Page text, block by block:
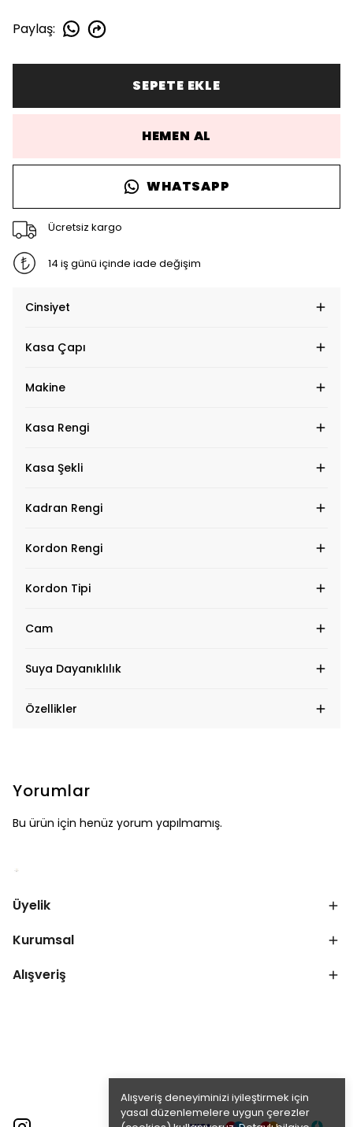
Alışveriş deneyiminizi iyileştirmek için
yasal düzenlemelere uygun çerezler
Paylaş:
SEPETE EKLE
HEMEN AL
WHATSAPP
Ücretsiz kargo
14 iş günü içinde iade değişim
Cinsiyet
Kasa Çapı
Makine
Kasa Rengi
Kasa Şekli
Kadran Rengi
Kordon Rengi
Kordon Tipi
Cam
Suya Dayanıklılık
Özellikler
Yorumlar
Bu ürün için henüz yorum yapılmamış.
Üyelik
Kurumsal
Alışveriş